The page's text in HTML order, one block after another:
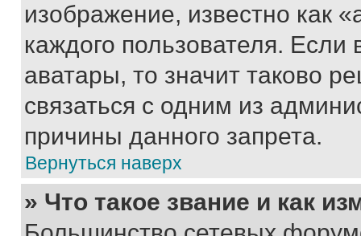
изображение, известно как
каждого пользователя.
аватары, то значит таково
связаться с одним из
причины данного запрета.
Вернуться наверх
» Что такое звание и как